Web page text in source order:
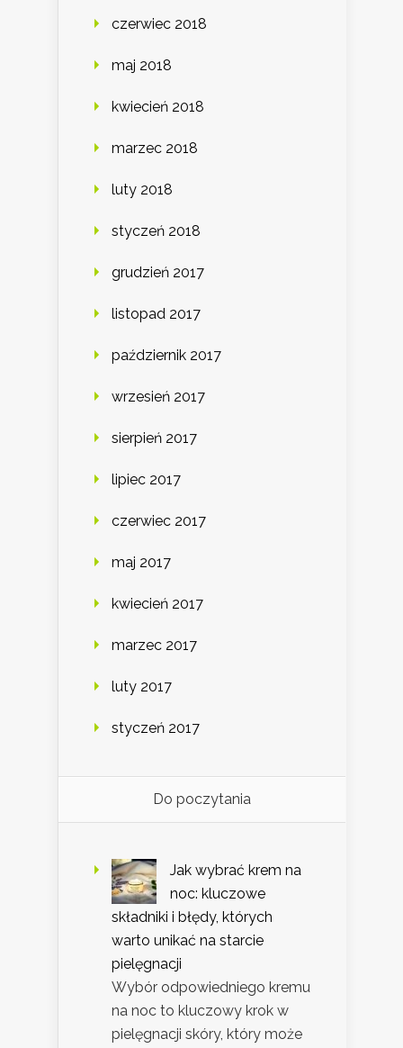
czerwiec 2018
maj 2018
kwiecień 2018
marzec 2018
luty 2018
styczeń 2018
grudzień 2017
listopad 2017
październik 2017
wrzesień 2017
sierpień 2017
lipiec 2017
czerwiec 2017
maj 2017
kwiecień 2017
marzec 2017
luty 2017
styczeń 2017
Do poczytania
Jak wybrać krem na
noc: kluczowe
składniki i błędy, których
warto unikać na starcie
pielęgnacji
Wybór odpowiedniego kremu
na noc to kluczowy krok w
pielęgnacji skóry, który może